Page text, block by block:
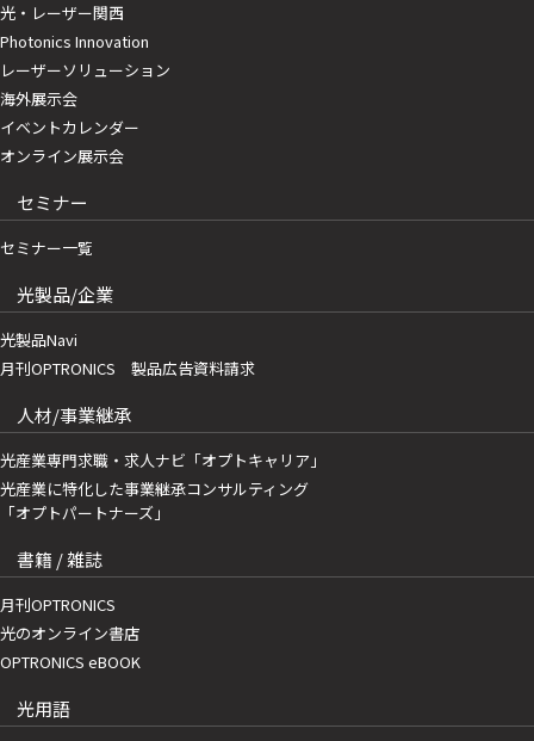
光・レーザー関西
Photonics Innovation
レーザーソリューション
海外展示会
イベントカレンダー
オンライン展示会
セミナー
セミナー一覧
光製品/企業
光製品Navi
月刊OPTRONICS 製品広告資料請求
人材/事業継承
光産業専門求職・求人ナビ「オプトキャリア」
光産業に特化した事業継承コンサルティング
「オプトパートナーズ」
書籍 / 雑誌
月刊OPTRONICS
光のオンライン書店
OPTRONICS eBOOK
光用語